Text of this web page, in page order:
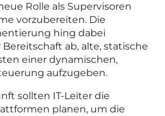
Rolle als Supervisoren
vorzubereiten. Die
hing dabei
ab, alte, statische
einer dynamischen,
aufzugeben.
sollten IT-Leiter die
planen, um die